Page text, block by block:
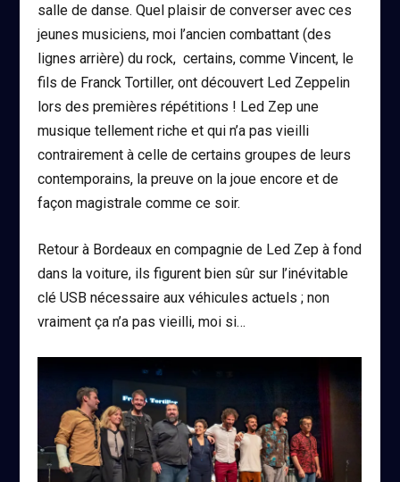
salle de danse. Quel plaisir de converser avec ces
jeunes musiciens, moi l’ancien combattant (des
lignes arrière) du rock, certains, comme Vincent, le
fils de Franck Tortiller, ont découvert Led Zeppelin
lors des premières répétitions ! Led Zep une
musique tellement riche et qui n’a pas vieilli
contrairement à celle de certains groupes de leurs
contemporains, la preuve on la joue encore et de
façon magistrale comme ce soir.
Retour à Bordeaux en compagnie de Led Zep à fond
dans la voiture, ils figurent bien sûr sur l’inévitable
clé USB nécessaire aux véhicules actuels ; non
vraiment ça n’a pas vieilli, moi si…